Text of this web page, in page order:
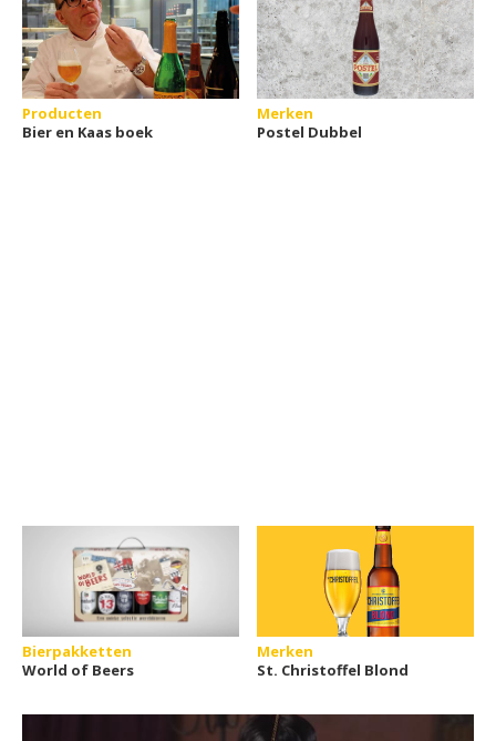
Producten
Bier en Kaas boek
Merken
Postel Dubbel
Bierpakketten
World of Beers
Merken
St. Christoffel Blond